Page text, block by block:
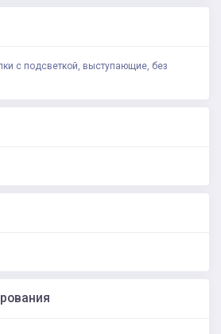
с подсветкой, выступающие, без